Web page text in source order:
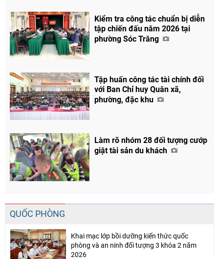
Chia sẻ
Facebook
Kiểm tra công tác chuẩn bị diễn
tập chiến đấu năm 2026 tại
phường Sóc Trăng
Tập huấn công tác tài chính đối
với Ban Chỉ huy Quân xã,
phường, đặc khu
Làm rõ nhóm 28 đối tượng cướp
giật tài sản du khách
QUỐC PHÒNG
Khai mạc lớp bồi dưỡng kiến thức quốc
phòng và an ninh đối tượng 3 khóa 2 năm
2026